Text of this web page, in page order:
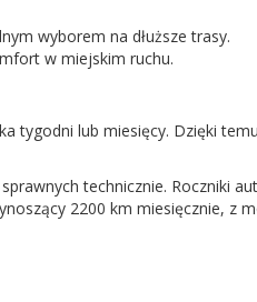
wyborem na dłuższe trasy.
w miejskim ruchu.
tygodni lub miesięcy. Dzięki
technicznie. Roczniki
2200 km miesięcznie, z